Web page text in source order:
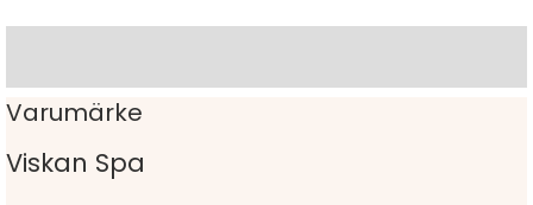
Varumärke
Viskan Spa